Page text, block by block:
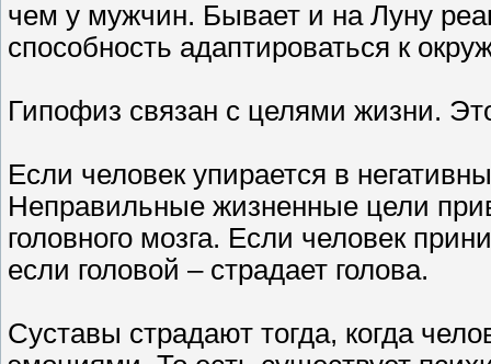
чем у мужчин. Бывает и на Луну
способность адаптироваться к
Гипофиз связан с целями жизни.
Если человек упирается в
Неправильные жизненные цели
головного мозга. Если человек
если головой – страдает голова.
Суставы страдают тогда, когда